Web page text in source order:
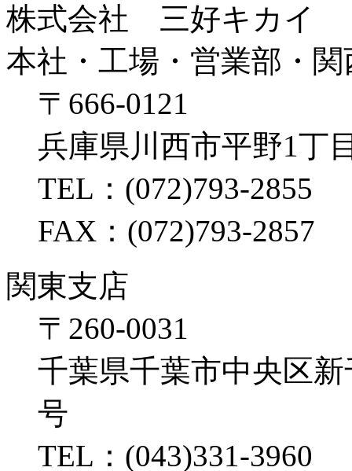
株式会社 三好キカイ
本社・工場・営業部・関
〒666-0121
兵庫県川西市平野1丁
TEL：(072)793-2855
FAX：(072)793-2857
関東支店
〒260-0031
千葉県千葉市中央区
号
TEL：(043)331-3960